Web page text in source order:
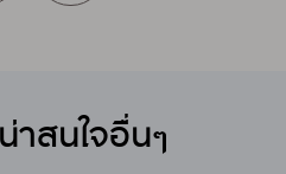
สนใจอื่นๆ